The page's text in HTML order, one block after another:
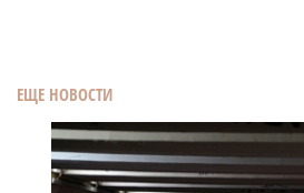
ЕЩЕ НОВОСТИ